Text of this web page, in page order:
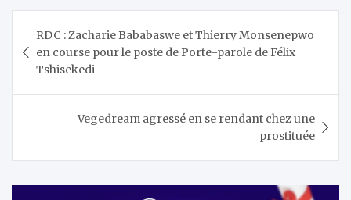
de
l’article
RDC : Zacharie Bababaswe et Thierry Monsenepwo
en course pour le poste de Porte-parole de Félix
Tshisekedi
Vegedream agressé en se rendant chez une
prostituée